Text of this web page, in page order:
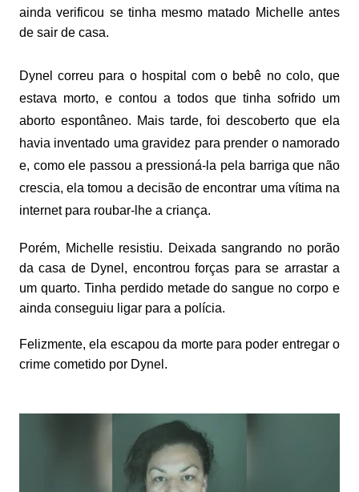
ainda verificou se tinha mesmo matado Michelle antes
de sair de casa.
Dynel correu para o hospital com o bebê no colo, que
estava morto, e contou a todos que tinha sofrido um
aborto espontâneo. Mais tarde, foi descoberto que ela
havia inventado uma gravidez para prender o namorado
e, como ele passou a pressioná-la pela barriga que não
crescia, ela tomou a decisão de encontrar uma vítima na
internet para roubar-lhe a criança.
Porém, Michelle resistiu. Deixada sangrando no porão
da casa de Dynel, encontrou forças para se arrastar a
um quarto. Tinha perdido metade do sangue no corpo e
ainda conseguiu ligar para a polícia.
Felizmente, ela escapou da morte para poder entregar o
crime cometido por Dynel.